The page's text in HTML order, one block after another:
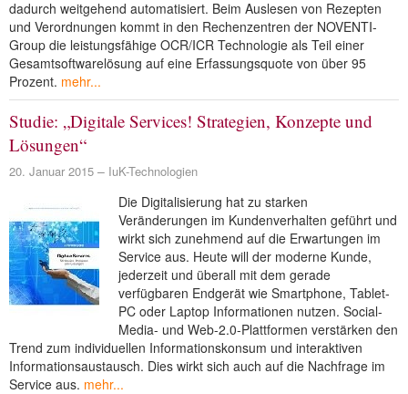
dadurch weitgehend automatisiert. Beim Auslesen von Rezepten
und Verordnungen kommt in den Rechenzentren der NOVENTI-
Group die leistungsfähige OCR/ICR Technologie als Teil einer
Gesamtsoftwarelösung auf eine Erfassungsquote von über 95
Prozent. mehr...
Studie: „Digitale Services! Strategien, Konzepte und
Lösungen“
20. Januar 2015 IuK-Technologien
Die Digitalisierung hat zu starken
Veränderungen im Kundenverhalten geführt und
wirkt sich zunehmend auf die Erwartungen im
Service aus. Heute will der moderne Kunde,
jederzeit und überall mit dem gerade
verfügbaren Endgerät wie Smartphone, Tablet-
PC oder Laptop Informationen nutzen. Social-
Media- und Web-2.0-Plattformen verstärken den
Trend zum individuellen Informationskonsum und interaktiven
Informationsaustausch. Dies wirkt sich auch auf die Nachfrage im
Service aus. mehr...